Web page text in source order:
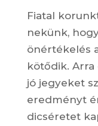
Fiatal
nekünk,
önértékelés
kötődik.
jó jegyeket
eredményt
dicséretet